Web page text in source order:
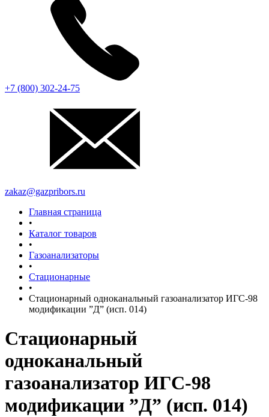
+7 (800) 302-24-75
zakaz@gazpribors.ru
Главная страница
•
Каталог товаров
•
Газоанализаторы
•
Стационарные
•
Стационарный одноканальный газоанализатор ИГС-98
модификации ”Д” (исп. 014)
Стационарный
одноканальный
газоанализатор ИГС-98
модификации ”Д” (исп. 014)